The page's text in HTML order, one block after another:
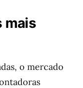
mais
o mercado